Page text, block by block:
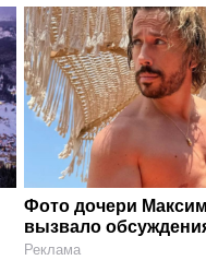
Фото дочери
вызвало
Реклама